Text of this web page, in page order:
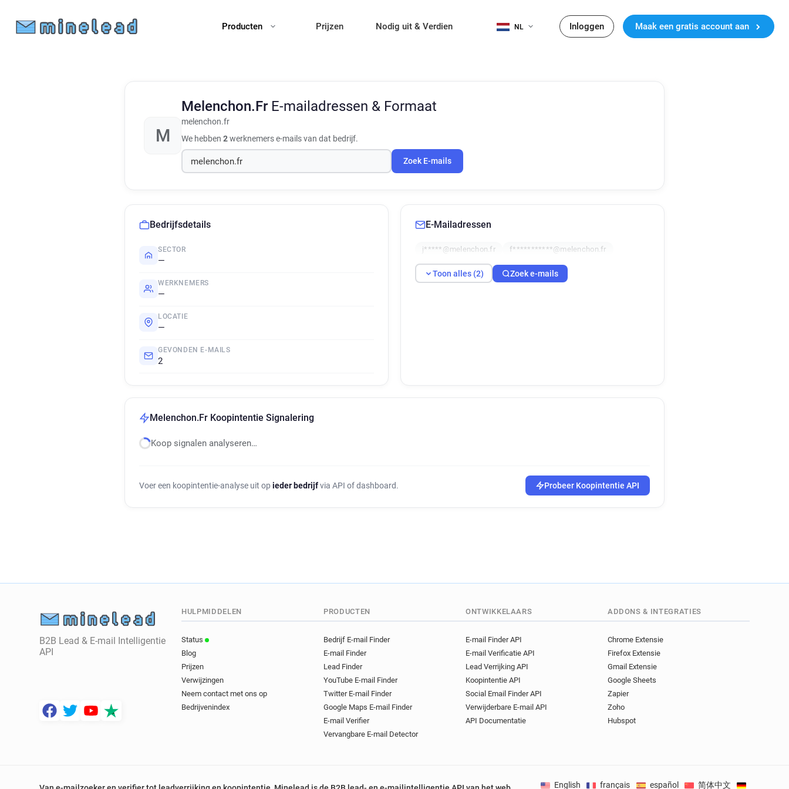
Producten Prijzen Nodig uit & Verdien NL Inloggen Maak een gratis account aan
M
Melenchon.Fr E-mailadressen & Formaat
melenchon.fr
We hebben 2werknemers e-mails van dat bedrijf.
Zoek E-mails
Bedrijfsdetails
SECTOR
—
WERKNEMERS
—
LOCATIE
—
GEVONDEN E-MAILS
2
E-Mailadressen
j*****@melenchon.fr f***********@melenchon.fr
Toon alles (2) Zoek e-mails
Melenchon.Fr Koopintentie Signalering
Koop signalen analyseren…
Voer een koopintentie-analyse uit op ieder bedrijfvia API of dashboard. Probeer Koopintentie API
B2B Lead & E-mail Intelligentie
API
HULPMIDDELEN
Status
Blog
Prijzen
Verwijzingen
Neem contact met ons op
Bedrijvenindex
PRODUCTEN
Bedrijf E-mail Finder
E-mail Finder
Lead Finder
YouTube E-mail Finder
Twitter E-mail Finder
Google Maps E-mail Finder
E-mail Verifier
Vervangbare E-mail Detector
ONTWIKKELAARS
E-mail Finder API
E-mail Verificatie API
Lead Verrijking API
Koopintentie API
Social Email Finder API
Verwijderbare E-mail API
API Documentatie
ADDONS & INTEGRATIES
Chrome Extensie
Firefox Extensie
Gmail Extensie
Google Sheets
Zapier
Zoho
Hubspot
English français español 简体中文